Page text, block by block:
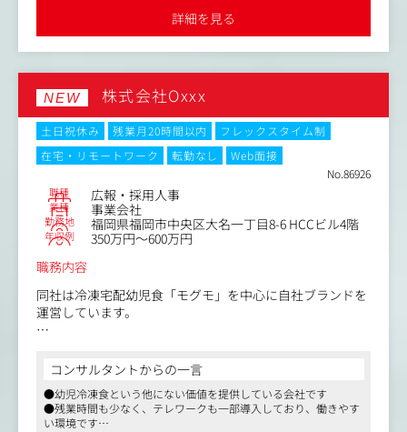
既存ブランドだけではなく、今後複数の新ブランドの立ち
上げを予定しており、CRMやマーケティングの力がこれま
ていく。そんな「関係づくりのプロ」を、新たに仲間とし
てお迎えしたいと考えています。
＜具体的には＞
・顧客セグメントに応じたCRM施策の企画、実行（メール
・購買、閲覧、行動データの分析と施策への反映
・F2転換、アップセル、離脱防止などの改善提案と実行
・メルマガの文章作成やキャンペーン訴求の設計
・他チーム（CS/商品企画/デザイン）との連携とプロジェ
クト推進
詳細を見る
NEW 株式会社Oxxx
土日祝休み 残業月20時間以内
フレックスタイム制
在宅・リモートワーク
転勤なし
Web面接
No.86926
職種 広報・採用人事
業種 事業会社
勤務地 福岡県福岡市中央区大名一丁目8-6 HCCビル4階
年収例
350万円～600万円
職務内容
同社は冷凍宅配幼児食「モグモ」を中心に自社ブランドを
運営しています。
点の冷凍宅配食事サービスです。
忙しい保護者のために、健康的かつバランスの取れた食事
を提供し、お子様の成長をサポートしています。
家族の成長を支えるライフスタイルブランドです。
コンサルタントからの一言
●幼児冷凍食という他にない価値を提供している会社です
●残業時間も少なく、テレワークも一部導入しており、働きやす
い環境です